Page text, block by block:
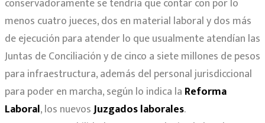
conservadoramente se tendría que contar con por lo
menos cuatro jueces, dos en material laboral y dos más
de ejecución para atender lo que usualmente atendían las
Juntas de Conciliación y de cinco a siete millones de pesos
para infraestructura, además del personal jurisdiccional
para poder en marcha, según lo indica la Reforma
Laboral, los nuevosJuzgados laborales.